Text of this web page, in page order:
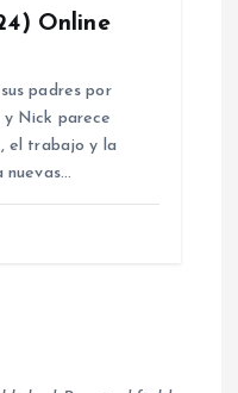
Online
padres por
y Nick parece
el trabajo y la
nuevas…